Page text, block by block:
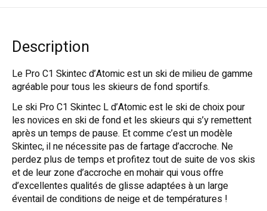
Description
Le Pro C1 Skintec d’Atomic est un ski de milieu de gamme
agréable pour tous les skieurs de fond sportifs.
Le ski Pro C1 Skintec L d’Atomic est le ski de choix pour
les novices en ski de fond et les skieurs qui s’y remettent
après un temps de pause. Et comme c’est un modèle
Skintec, il ne nécessite pas de fartage d’accroche. Ne
perdez plus de temps et profitez tout de suite de vos skis
et de leur zone d’accroche en mohair qui vous offre
d’excellentes qualités de glisse adaptées à un large
éventail de conditions de neige et de températures !